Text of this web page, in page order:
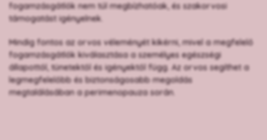
fogamzásgátlók nem túl megbízhatóak, és szakorvosi
támogatást igényelnek.
Mindig fontos az orvos véleményét kikérni, mivel a megfelelő
fogamzásgátlók kiválasztása a személyes egészségi
állapottól, tünetektől és igényektől függ. Az orvos segíthet a
legmegfelelőbb és biztonságosabb megoldás
megtalálásában a perimenopauza során.